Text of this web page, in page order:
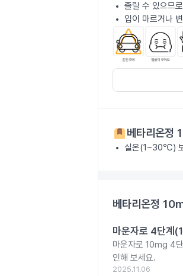
졸릴 수 있으므
입이 마르거나
베타리온정
실온(1~30℃)
베타리온정
마운자로 4단계
마운자로 10mg 4
인해 보세요.
2025.11.06